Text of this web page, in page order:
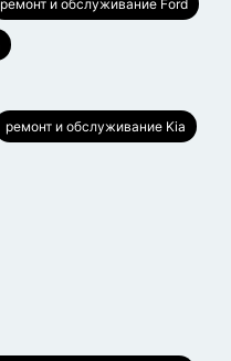
ремонт и обслуживание Ford
ремонт и обслуживание Kia